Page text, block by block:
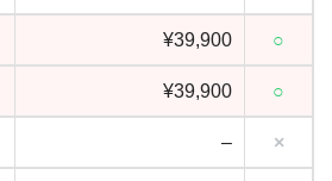
¥39,900 ○
¥39,900 ○
– ×